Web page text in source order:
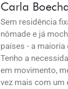
Carla
Sem residência
nômade e já
países - a maioria
Tenho a
em movimento,
vez mais com um